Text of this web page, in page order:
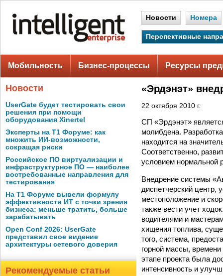
Новости Номера
Перспективные
Мобильность Бизнес-процессы Ресурсы
Новости
UserGate будет тестировать свои
решения при помощи
оборудования Xinertel
Эксперты на Т1 Форуме: как
множить ИИ-возможности,
сокращая риски
Российское ПО виртуализации и
инфраструктурное ПО — наиболее
востребованные направления для
тестирования
На Т1 Форуме вывели формулу
эффективности ИТ с точки зрения
бизнеса: меньше тратить, больше
зарабатывать
Open Conf 2026: UserGate
представил свое видение
архитектуры сетевого доверия
Рекомендуемые статьи
«Эрдэнэт»
22 октября 2010 г.
СП «Эрдэнэт»
молибдена.
находится на
Соответственно,
условием нормальной
Внедрение системы
диспетчерский центр,
местоположение и
также вести учет
водителями и
хищения топлива,
того, система,
горной массы,
этапе проекта была
интенсивность и